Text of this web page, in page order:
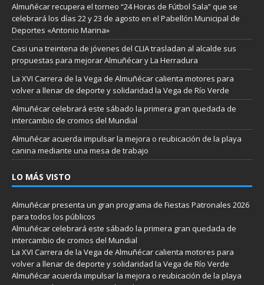
Almuñécar recupera el torneo “24 Horas de Fútbol Sala” que se
celebrará los días 22 y 23 de agosto en el Pabellón Municipal de
Deportes «Antonio Marina»
Casi una treintena de jóvenes del CLIA trasladan al alcalde sus
propuestas para mejorar Almuñécar y La Herradura
La XVI Carrera de la Vega de Almuñécar calienta motores para
volver a llenar de deporte y solidaridad la Vega de Río Verde
Almuñécar celebrará este sábado la primera gran quedada de
intercambio de cromos del Mundial
Almuñécar acuerda impulsar la mejora o reubicación de la playa
canina mediante una mesa de trabajo
LO MÁS VISTO
Almuñécar presenta un gran programa de Fiestas Patronales 2026
para todos los públicos
Almuñécar celebrará este sábado la primera gran quedada de
intercambio de cromos del Mundial
La XVI Carrera de la Vega de Almuñécar calienta motores para
volver a llenar de deporte y solidaridad la Vega de Río Verde
Almuñécar acuerda impulsar la mejora o reubicación de la playa